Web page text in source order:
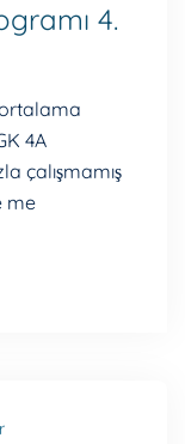
4.
4A
çalışmamış
me